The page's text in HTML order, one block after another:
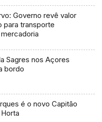
Governo revê valor
para transporte
Sagres nos Açores
bordo
é o novo Capitão